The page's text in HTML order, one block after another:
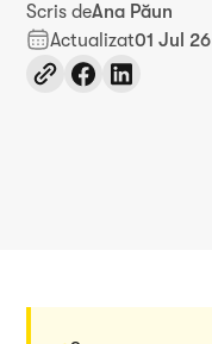
Actualizat01 Jul 26
Scris deAna Păun